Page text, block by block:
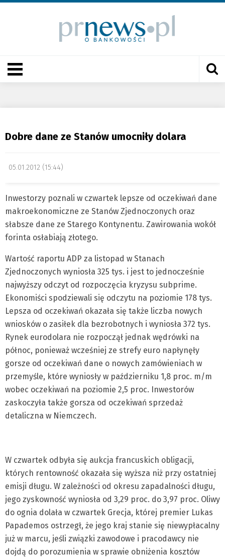
Dobre dane ze Stanów umocniły dolara
05.01.2012 (15:44)
Inwestorzy poznali w czwartek lepsze od oczekiwań dane
makroekonomiczne ze Stanów Zjednoczonych oraz
słabsze dane ze Starego Kontynentu. Zawirowania wokół
forinta osłabiają złotego.
Wartość raportu ADP za listopad w Stanach
Zjednoczonych wyniosła 325 tys. i jest to jednocześnie
najwyższy odczyt od rozpoczęcia kryzysu subprime.
Ekonomiści spodziewali się odczytu na poziomie 178 tys.
Lepsza od oczekiwań okazała się także liczba nowych
wniosków o zasiłek dla bezrobotnych i wyniosła 372 tys.
Rynek eurodolara nie rozpoczął jednak wędrówki na
północ, ponieważ wcześniej ze strefy euro napłynęły
gorsze od oczekiwań dane o nowych zamówieniach w
przemyśle, które wyniosły w październiku 1,8 proc. m/m
wobec oczekiwań na poziomie 2,5 proc. Inwestorów
zaskoczyła także gorsza od oczekiwań sprzedaż
detaliczna w Niemczech.
W czwartek odbyła się aukcja francuskich obligacji,
których rentowność okazała się wyższa niż przy ostatniej
emisji długu. W zależności od okresu zapadalności długu,
jego zyskowność wyniosła od 3,29 proc. do 3,97 proc. Oliwy
do ognia dolała w czwartek Grecja, której premier Lukas
Papademos ostrzegł, że jego kraj stanie się niewypłacalny
już w marcu, jeśli związki zawodowe i pracodawcy nie
dojdą do porozumienia w sprawie obniżenia kosztów